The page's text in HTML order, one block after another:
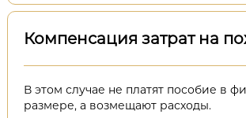
Компенсация затрат на
В этом случае не платят пособие в
размере, а возмещают расходы.